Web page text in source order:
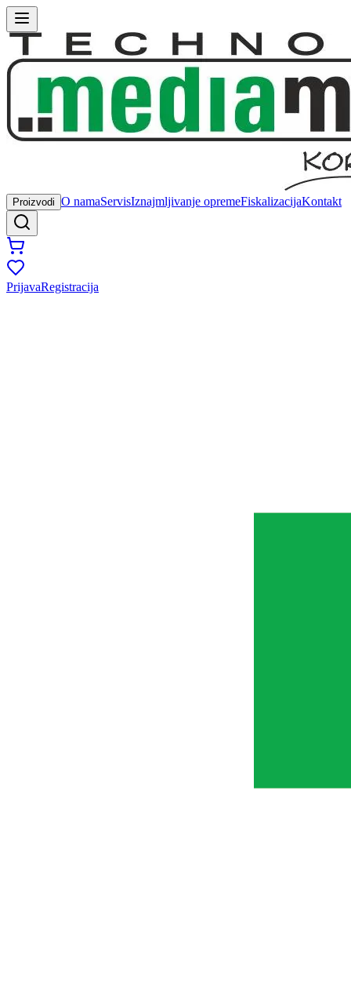
Proizvodi O namaServisIznajmljivanje opremeFiskalizacijaKontakt
PrijavaRegistracija